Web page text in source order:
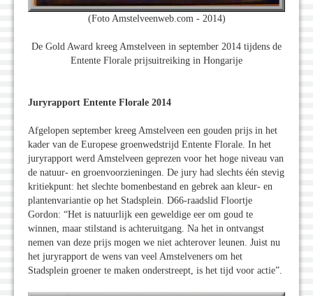
(Foto Amstelveenweb.com - 2014)
De Gold Award kreeg Amstelveen in september 2014 tijdens de
Entente Florale prijsuitreiking in Hongarije
Juryrapport Entente Florale 2014
Afgelopen september kreeg Amstelveen een gouden prijs in het
kader van de Europese groenwedstrijd Entente Florale. In het
juryrapport werd Amstelveen geprezen voor het hoge niveau van
de natuur- en groenvoorzieningen. De jury had slechts één stevig
kritiekpunt: het slechte bomenbestand en gebrek aan kleur- en
plantenvariantie op het Stadsplein. D66-raadslid Floortje
Gordon: “Het is natuurlijk een geweldige eer om goud te
winnen, maar stilstand is achteruitgang. Na het in ontvangst
nemen van deze prijs mogen we niet achterover leunen. Juist nu
het juryrapport de wens van veel Amstelveners om het
Stadsplein groener te maken onderstreept, is het tijd voor actie”.